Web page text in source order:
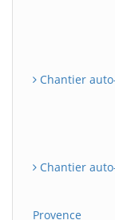
Chantier
Chantier
Provence